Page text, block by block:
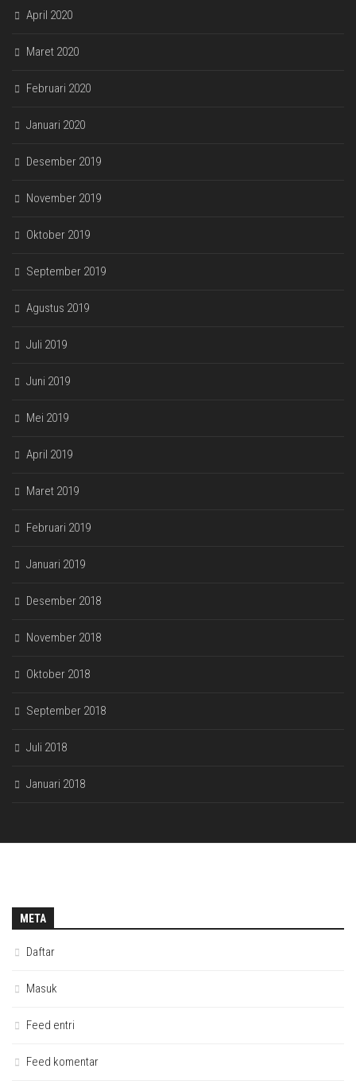
April 2020
Maret 2020
Februari 2020
Januari 2020
Desember 2019
November 2019
Oktober 2019
September 2019
Agustus 2019
Juli 2019
Juni 2019
Mei 2019
April 2019
Maret 2019
Februari 2019
Januari 2019
Desember 2018
November 2018
Oktober 2018
September 2018
Juli 2018
Januari 2018
META
Daftar
Masuk
Feed entri
Feed komentar